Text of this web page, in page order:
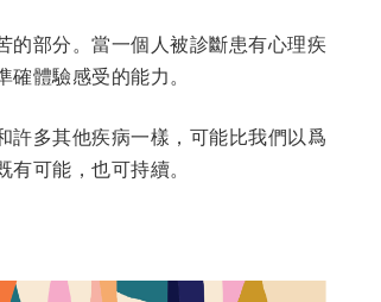
的部分。當一個人被診斷患有心理疾
體驗感受的能力。
許多其他疾病一樣，可能比我們以爲
可能，也可持續。